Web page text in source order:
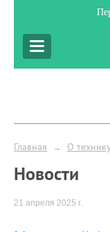
Главная → О
Новости
21 апреля 2025 г.